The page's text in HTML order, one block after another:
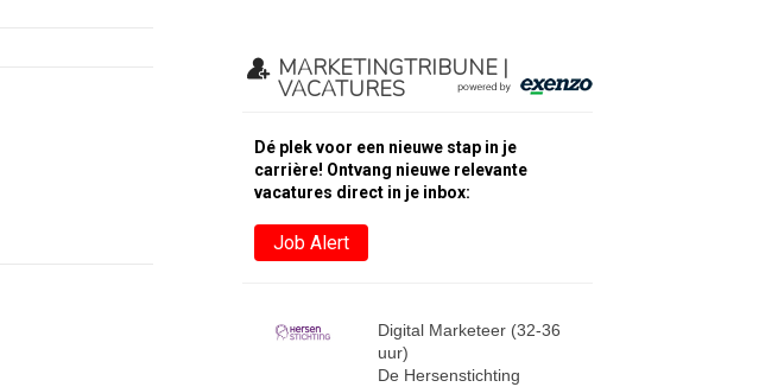
MARKETINGTRIBUNE |
VACATURES
Dé plek voor een nieuwe stap in je
carrière! Ontvang nieuwe relevante
vacatures direct in je inbox:
Job Alert
Digital Marketeer (32-36
uur)
De Hersenstichting